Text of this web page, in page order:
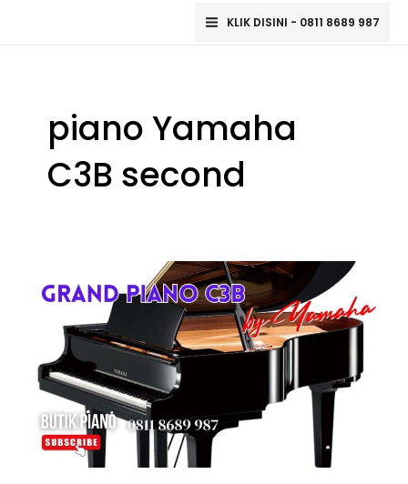
Main
KLIK DISINI - 0811 8689 987
piano Yamaha
C3B second
C3B
Keindahan
Instrumen
Musik